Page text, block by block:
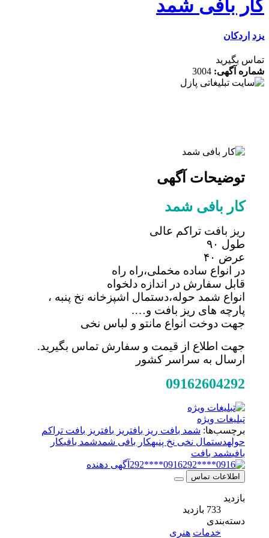
بافی شمد
بگیرید
آگهی:3004
توضیحات آگهی
کار بافی شمد
ریز بافت تراکم عالی
طول ۹۰
عرض ۴۰
در انواع ساده مخملی،راه راه
قابل سفارش در اندازه دلخواه
انواع شمد حوله،دستمال اشپزخانه نخ پنبه ،
پارچه های ریز بافت و….
جهت دوخت انواع مانتو و لباس نخی
جهت اطلاع از قیمت و سفارش تماس بگیرید.
ارسال به سراسر کشور
09162604292
تبلیغات ویژه
برچسب‌ها:شمد بافت ریز بافتریز بافتریز بافت تراکم
دستمال نخی نخ پنبهکار بافی شمد شمد بافیکار
شمد بافت
0916****292
آگهی دهنده
اطلاعات تماس
دسته‌بندی
خدمات هنری